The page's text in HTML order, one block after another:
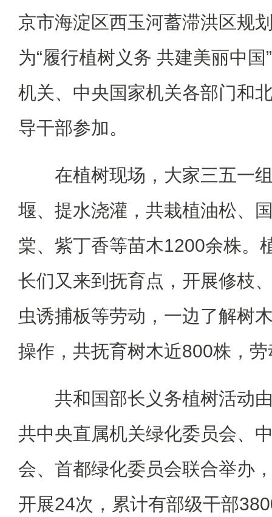
京市海淀区西玉河蓄滞洪区规
为“履行植树义务 共建美丽中
机关、中央国家机关各部门和
导干部参加。
在植树现场，大家三五一
堰、提水浇灌，共栽植油松、
棠、紫丁香等苗木1200余株。
长们又来到抚育点，开展修枝
虫诱捕板等劳动，一边了解树
操作，共抚育树木近800株，
共和国部长义务植树活动
共中央直属机关绿化委员会、
会、首都绿化委员会联合举办
开展24次，累计有部级干部